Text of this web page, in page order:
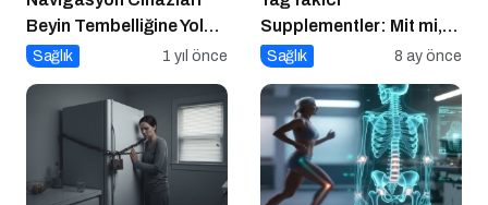
Beyin Tembelliğine Yol
Açıyor mu?
Sağlık 1 yıl önce
Supplementler: Mit mi,
Gerçek mi?
Sağlık 8 ay önce